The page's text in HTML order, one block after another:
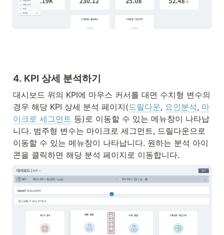
4. KPI 상세 분석하기
대시보드 위의 KPI에 마우스 커서를 대면 수치형 변수의
경우 해당 KPI 상세 분석 페이지(드릴다운, 요인분석, 마
이크로 세그먼트 등)로 이동할 수 있는 메뉴창이 나타납
니다. 범주형 변수는 마이크로 세그먼트, 드릴다운으로
이동할 수 있는 메뉴창이 나타납니다. 원하는 분석 아이
콘을 클릭하면 해당 분석 페이지로 이동합니다.